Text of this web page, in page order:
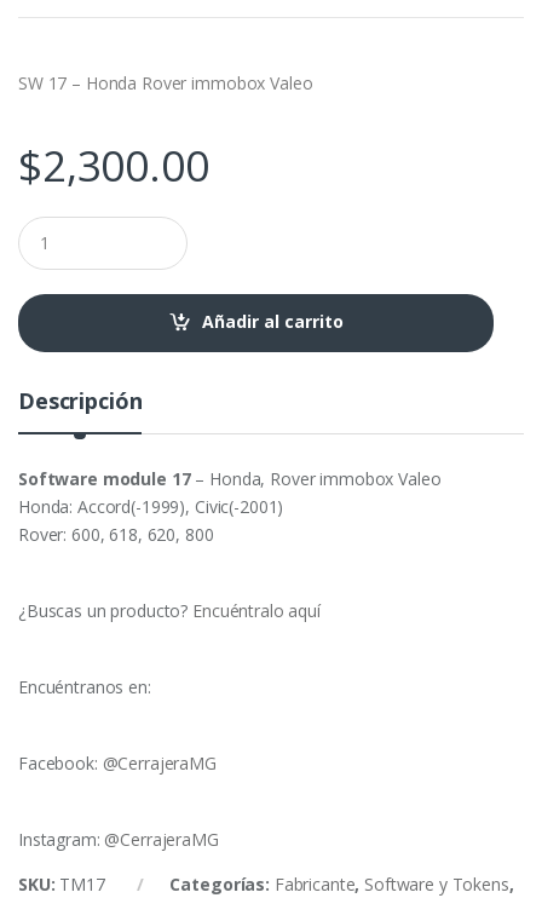
SW 17 – Honda Rover immobox Valeo
$2,300.00
SW
17
Honda,Rover
immobox
Valeo
cantidad
Añadir al carrito
Descripción
Software module 17 – Honda, Rover immobox Valeo
Honda: Accord(-1999), Civic(-2001)
Rover: 600, 618, 620, 800
¿Buscas un producto? Encuéntralo aquí
Encuéntranos en:
Facebook: @CerrajeraMG
Instagram: @CerrajeraMG
SKU: TM17 Categorías: Fabricante, Software y Tokens,